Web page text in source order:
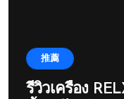
推薦
รีวิวเครื่อง